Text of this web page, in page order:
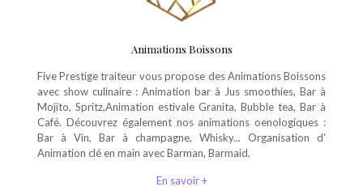
Animations Boissons
Five Prestige traiteur vous propose des Animations Boissons
avec show culinaire : Animation bar à Jus smoothies, Bar à
Mojito, Spritz,Animation estivale Granita, Bubble tea, Bar à
Café. Découvrez également nos animations oenologiques :
Bar à Vin, Bar à champagne, Whisky... Organisation d'
Animation clé en main avec Barman, Barmaid.
En savoir +